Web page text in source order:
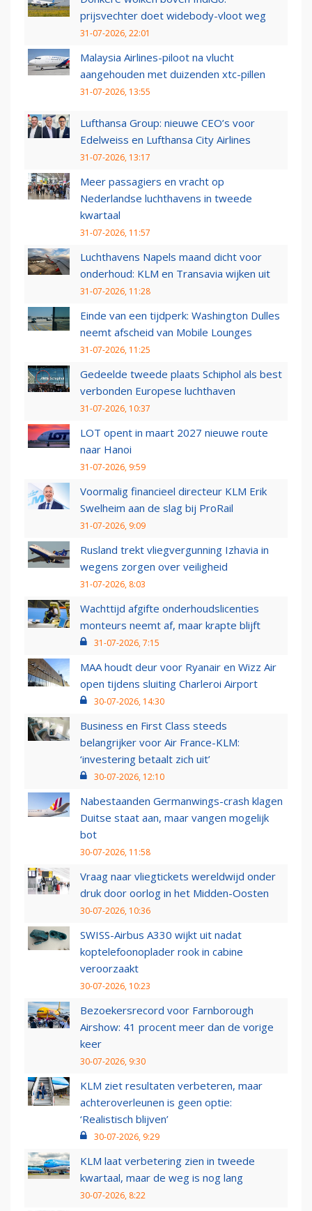
prijsvechter doet widebody-vloot weg
31-07-2026, 22:01
Malaysia Airlines-piloot na vlucht
aangehouden met duizenden xtc-pillen
31-07-2026, 13:55
Lufthansa Group: nieuwe CEO’s voor
Edelweiss en Lufthansa City Airlines
31-07-2026, 13:17
Meer passagiers en vracht op
Nederlandse luchthavens in tweede
kwartaal
31-07-2026, 11:57
Luchthavens Napels maand dicht voor
onderhoud: KLM en Transavia wijken uit
31-07-2026, 11:28
Einde van een tijdperk: Washington Dulles
neemt afscheid van Mobile Lounges
31-07-2026, 11:25
Gedeelde tweede plaats Schiphol als best
verbonden Europese luchthaven
31-07-2026, 10:37
LOT opent in maart 2027 nieuwe route
naar Hanoi
31-07-2026, 9:59
Voormalig financieel directeur KLM Erik
Swelheim aan de slag bij ProRail
31-07-2026, 9:09
Rusland trekt vliegvergunning Izhavia in
wegens zorgen over veiligheid
31-07-2026, 8:03
Wachttijd afgifte onderhoudslicenties
monteurs neemt af, maar krapte blijft
31-07-2026, 7:15
MAA houdt deur voor Ryanair en Wizz Air
open tijdens sluiting Charleroi Airport
30-07-2026, 14:30
Business en First Class steeds
belangrijker voor Air France-KLM:
‘investering betaalt zich uit’
30-07-2026, 12:10
Nabestaanden Germanwings-crash klagen
Duitse staat aan, maar vangen mogelijk
bot
30-07-2026, 11:58
Vraag naar vliegtickets wereldwijd onder
druk door oorlog in het Midden-Oosten
30-07-2026, 10:36
SWISS-Airbus A330 wijkt uit nadat
koptelefoonoplader rook in cabine
veroorzaakt
30-07-2026, 10:23
Bezoekersrecord voor Farnborough
Airshow: 41 procent meer dan de vorige
keer
30-07-2026, 9:30
KLM ziet resultaten verbeteren, maar
achteroverleunen is geen optie:
‘Realistisch blijven’
30-07-2026, 9:29
KLM laat verbetering zien in tweede
kwartaal, maar de weg is nog lang
30-07-2026, 8:22